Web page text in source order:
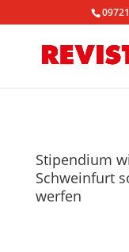
Stipendium
Schweinfurt
werfen